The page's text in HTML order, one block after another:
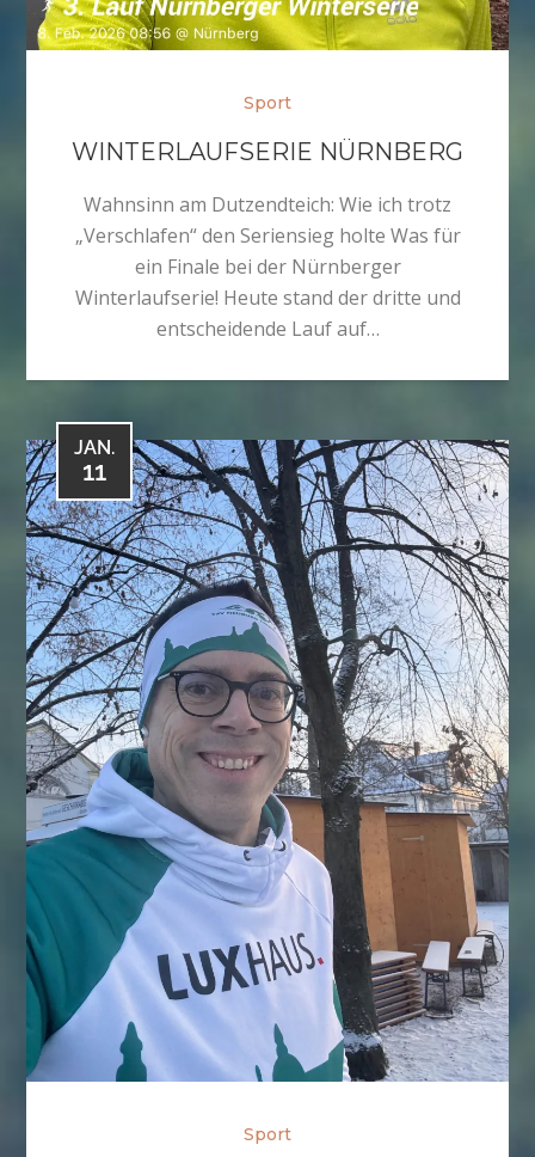
Sport
WINTERLAUFSERIE NÜRNBERG
Wahnsinn am Dutzendteich: Wie ich trotz
„Verschlafen“ den Seriensieg holte Was für
ein Finale bei der Nürnberger
Winterlaufserie! Heute stand der dritte und
entscheidende Lauf auf…
JAN.
11
Sport